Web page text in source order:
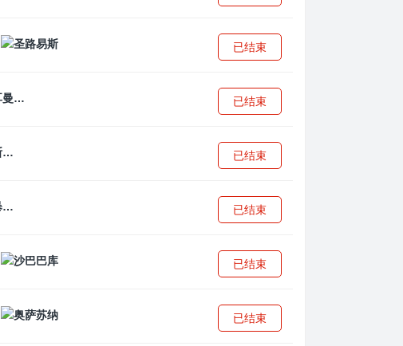
已结束
巴黎圣日耳曼 已结束
皇家贝蒂斯 已结束
格拉茨风暴 已结束
已结束
已结束